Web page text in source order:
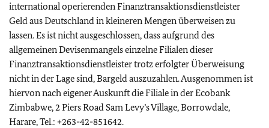
international operierenden Finanztransaktionsdienstleister
Geld aus Deutschland in kleineren Mengen überweisen zu
lassen. Es ist nicht ausgeschlossen, dass aufgrund des
allgemeinen Devisenmangels einzelne Filialen dieser
Finanztransaktionsdienstleister trotz erfolgter Überweisung
nicht in der Lage sind, Bargeld auszuzahlen. Ausgenommen ist
hiervon nach eigener Auskunft die Filiale in der Ecobank
Zimbabwe, 2 Piers Road Sam Levy’s Village, Borrowdale,
Harare, Tel.: +263-42-851642.